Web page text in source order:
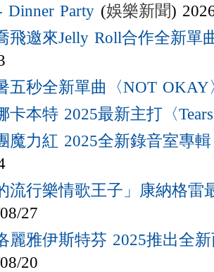
Dinner Party (娛樂新聞)
飛邀來Jelly Roll合作全新單
五秒全新單曲〈NOT OKAY
卡本特 2025最新主打〈
魔力紅 2025全新錄音室專
流行樂情歌王子」康納格雷
27
麗雅伊斯特芬 2025推出全新
20